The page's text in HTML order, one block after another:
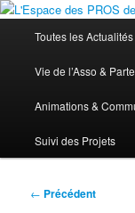
principal
Toutes les Actualités
Vie de l’Asso &
Animations &
Suivi des Projets
Navigation
← Précédent